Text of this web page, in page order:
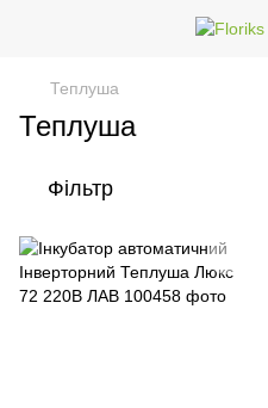
Теплуша
Теплуша
Фільтр